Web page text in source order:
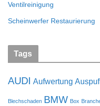
Ventilreinigung
Scheinwerfer Restaurierung
Tags
AUDI Aufwertung
Blechschaden BMW Box